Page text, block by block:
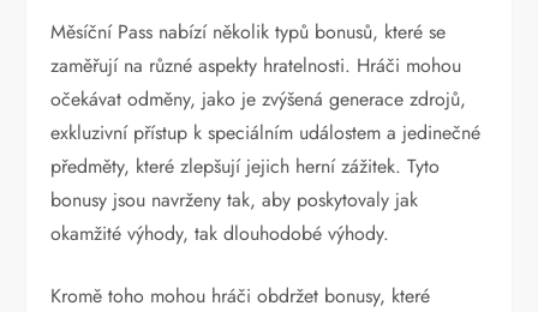
Měsíční Pass nabízí několik typů bonusů, které se
zaměřují na různé aspekty hratelnosti. Hráči mohou
očekávat odměny, jako je zvýšená generace zdrojů,
exkluzivní přístup k speciálním událostem a jedinečné
předměty, které zlepšují jejich herní zážitek. Tyto
bonusy jsou navrženy tak, aby poskytovaly jak
okamžité výhody, tak dlouhodobé výhody.
Kromě toho mohou hráči obdržet bonusy, které